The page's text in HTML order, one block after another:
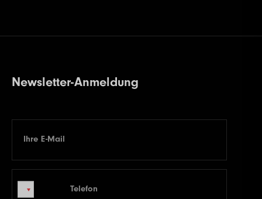
Newsletter-Anmeldung
Ihre E-Mail
Telefon